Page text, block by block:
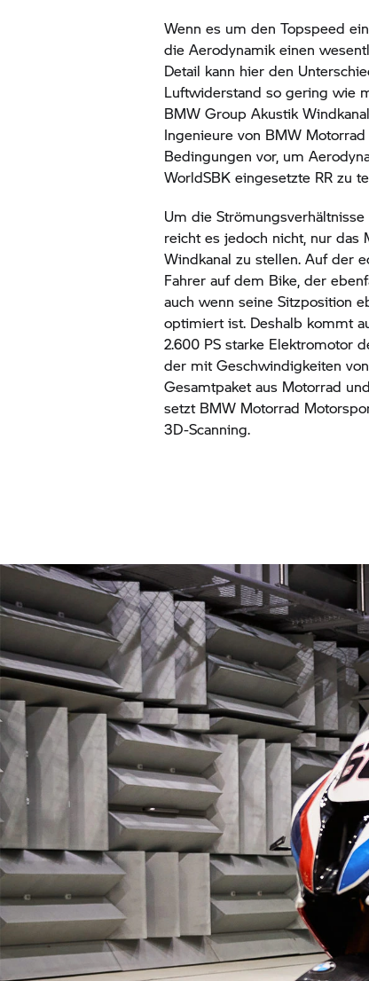
Wenn es um den Topspeed
die Aerodynamik einen
Detail kann hier den
Luftwiderstand so gering wie
BMW Group Akustik
Ingenieure von BMW Motorrad
Bedingungen vor, um
WorldSBK eingesetzte RR zu
Um die
reicht es jedoch nicht, nur das
Windkanal zu stellen. Auf der
Fahrer auf dem Bike, der
auch wenn seine Sitzposition
optimiert ist. Deshalb kommt
2.600 PS starke Elektromotor
der mit Geschwindigkeiten
Gesamtpaket aus Motorrad
setzt BMW Motorrad
3D-Scanning.